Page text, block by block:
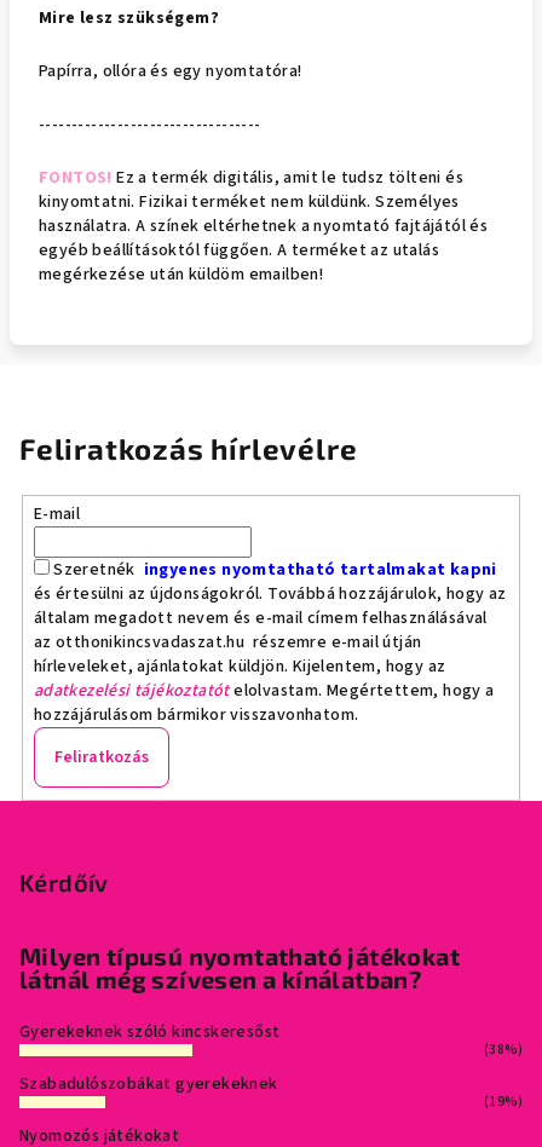
Mire lesz szükségem?
Papírra, ollóra és egy nyomtatóra!
----------------------------------
FONTOS! Ez a termék digitális, amit le tudsz tölteni és
kinyomtatni. Fizikai terméket nem küldünk. Személyes
használatra. A színek eltérhetnek a nyomtató fajtájától és
egyéb beállításoktól függően. A terméket az utalás
megérkezése után küldöm emailben!
Feliratkozás hírlevélre
E-mail
Szeretnék ingyenes nyomtatható tartalmakat kapni
és értesülni az újdonságokról. Továbbá hozzájárulok, hogy az
általam megadott nevem és e-mail címem felhasználásával
az otthonikincsvadaszat.hu részemre e-mail útján
hírleveleket, ajánlatokat küldjön. Kijelentem, hogy az
adatkezelési tájékoztatótelolvastam. Megértettem, hogy a
hozzájárulásom bármikor visszavonhatom.
Feliratkozás
Kérdőív
Milyen típusú nyomtatható játékokat
látnál még szívesen a kínálatban?
Gyerekeknek szóló kincskeresőst
(38%)
Szabadulószobákat gyerekeknek
(19%)
Nyomozós játékokat